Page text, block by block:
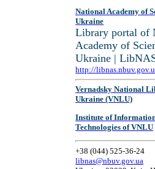
National Academy of
Ukraine
Library portal of
Academy of
Ukraine |
http://
Vernadsky National
Ukraine (VNLU)
Institute of
Technologies of VNLU
+38 (044) 525-36-24
libnas@nbuv.gov.ua